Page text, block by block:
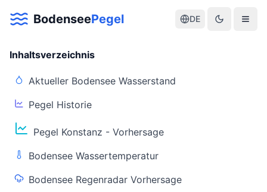
BodenseePegel DE
Inhaltsverzeichnis
Aktueller Bodensee Wasserstand
Pegel Historie
Pegel Konstanz - Vorhersage
Bodensee Wassertemperatur
Bodensee Regenradar Vorhersage
Aktuelle Warnlage Bodensee
Aktueller Bodensee Pegel & Wasserstand
Live-Daten
Wassertemperatur